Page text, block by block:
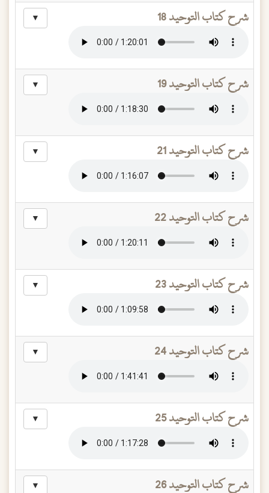
شرح كتاب التوحيد 18 ▼
شرح كتاب التوحيد 19 ▼
شرح كتاب التوحيد 21 ▼
شرح كتاب التوحيد 22 ▼
شرح كتاب التوحيد 23 ▼
شرح كتاب التوحيد 24 ▼
شرح كتاب التوحيد 25 ▼
شرح كتاب التوحيد 26 ▼